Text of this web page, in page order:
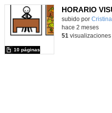
HORARIO
subido por Cristina
10 páginas
hace 2 meses
51 visualizaciones